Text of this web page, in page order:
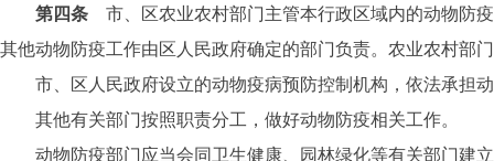
第四条 市、区农业农村部门主管本行政区域内的动物防
其他动物防疫工作由区人民政府确定的部门负责。农业农村部
市、区人民政府设立的动物疫病预防控制机构，依法承担
其他有关部门按照职责分工，做好动物防疫相关工作。
动物防疫部门应当会同卫生健康、园林绿化等有关部门建立